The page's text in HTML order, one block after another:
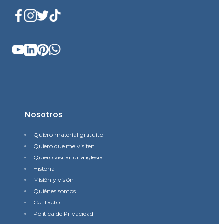
Nosotros
Quiero material gratuito
Quiero que me visiten
Quiero visitar una iglesia
Historia
Misión y visión
Quiénes somos
Contacto
Política de Privacidad